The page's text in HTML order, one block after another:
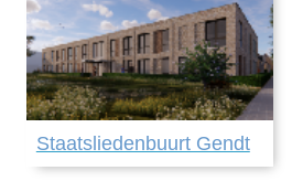
Staatsliedenbuurt Gendt